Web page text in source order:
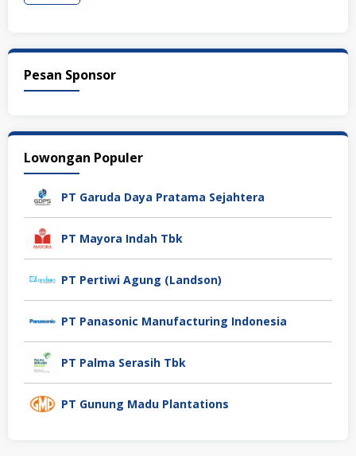
Pesan Sponsor
Lowongan Populer
PT Garuda Daya Pratama Sejahtera
PT Mayora Indah Tbk
PT Pertiwi Agung (Landson)
PT Panasonic Manufacturing Indonesia
PT Palma Serasih Tbk
PT Gunung Madu Plantations